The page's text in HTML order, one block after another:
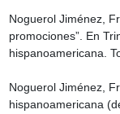
Noguerol Jiménez,
promociones”. En
hispanoamericana.
Noguerol Jiménez,
hispanoamericana